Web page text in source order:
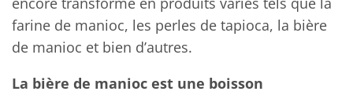
farine de manioc, les perles de tapioca, la bière
de manioc et bien d’autres.
La bière de manioc est une boisson